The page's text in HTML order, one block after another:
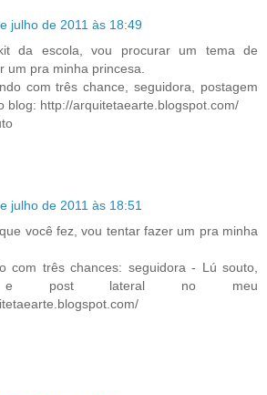
julho de 2011 às 18:49
da escola, vou procurar um tema de
um pra minha princesa.
com três chance, seguidora, postagem
blog: http://arquitetaearte.blogspot.com/
julho de 2011 às 18:51
você fez, vou tentar fazer um pra minha
com três chances: seguidora - Lú souto,
e post lateral no meu